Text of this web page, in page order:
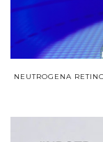
NEUTROGENA